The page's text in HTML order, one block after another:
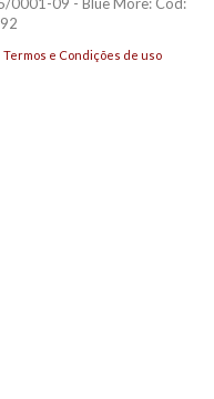
Termos e Condições de uso